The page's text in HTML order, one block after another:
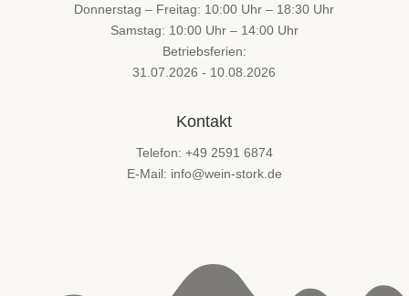
Donnerstag – Freitag: 10:00 Uhr – 18:30 Uhr
Samstag: 10:00 Uhr – 14:00 Uhr
Betriebsferien:
31.07.2026 - 10.08.2026
Kontakt
Telefon: +49 2591 6874
E-Mail: info@wein-stork.de